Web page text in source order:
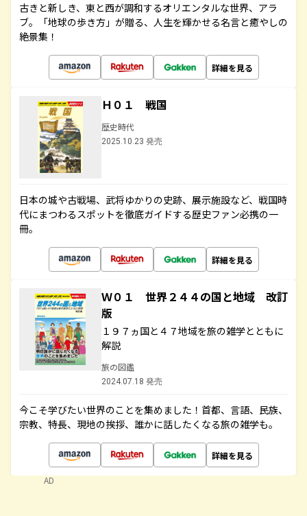
古きと新しき、東と西が調和するオリエンタルな世界、アラ
ブ。「地球の歩き方」が贈る、人生を輝かせる名言と癒やしの
絶景集！
詳細を見る
Ｈ０１ 戦国
歴史時代
2025.10.23 発売
日本の城や古戦場、武将ゆかりの史跡、展示施設など、戦国時
代にまつわるスポットを徹底ガイドする歴史ファン必携の一
冊。
詳細を見る
Ｗ０１ 世界２４４の国と地域 改訂
版
１９７ヵ国と４７地域を旅の雑学とともに
解説
旅の図鑑
2024.07.18 発売
今こそ学びたい世界のことを集めました！首都、言語、民族、
宗教、特長、現地の挨拶、誰かに話したくなる旅の雑学も。
詳細を見る
AD